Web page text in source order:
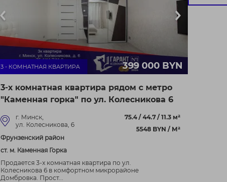
3 - КОМНАТНАЯ КВАРТИРА 399 000 BYN
3-х комнатная квартира рядом с метро
"Каменная горка" по ул. Колесникова 6
г. Минск,
ул. Колесникова, 6
Фрунзенский район
ст. м. Каменная Горка
75.4 / 44.7 / 11.3 м²
5548 BYN / М²
Продается 3-х комнатная квартира по ул.
Колесникова 6 в комфортном микрорайоне
Домбровка. Прост...